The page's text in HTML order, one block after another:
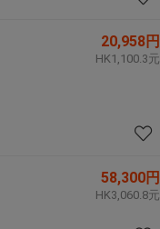
20,958円
HK1,100.3元
58,300円
HK3,060.8元